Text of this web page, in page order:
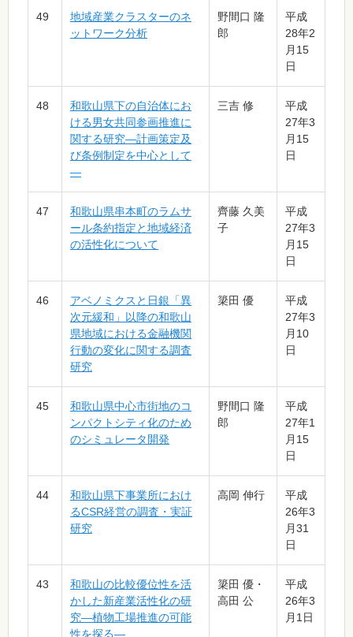
49
地域産業クラスターのネ
ットワーク分析
野間口 隆
郎
平成
28年2
月15
日
48
和歌山県下の自治体にお
ける男女共同参画推進に
関する研究―計画策定及
び条例制定を中心として
―
三吉 修
平成
27年3
月15
日
47
和歌山県串本町のラムサ
ール条約指定と地域経済
の活性化について
齊藤 久美
子
平成
27年3
月15
日
46
アベノミクスと日銀「異
次元緩和」以降の和歌山
県地域における金融機関
行動の変化に関する調査
研究
簗田 優
平成
27年3
月10
日
45
和歌山県中心市街地のコ
ンパクトシティ化のため
のシミュレータ開発
野間口 隆
郎
平成
27年1
月15
日
44
和歌山県下事業所におけ
るCSR経営の調査・実証
研究
高岡 伸行
平成
26年3
月31
日
43
和歌山の比較優位性を活
かした新産業活性化の研
究―植物工場推進の可能
性を探る―
簗田 優・
高田 公
平成
26年3
月1日